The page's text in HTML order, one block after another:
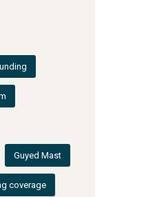
Guyed Mast
coverage